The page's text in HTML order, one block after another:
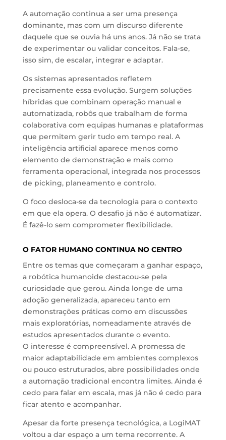
A automação continua a ser uma presença
dominante, mas com um discurso diferente
daquele que se ouvia há uns anos. Já não se trata
de experimentar ou validar conceitos. Fala-se,
isso sim, de escalar, integrar e adaptar.
Os sistemas apresentados refletem
precisamente essa evolução. Surgem soluções
híbridas que combinam operação manual e
automatizada, robôs que trabalham de forma
colaborativa com equipas humanas e plataformas
que permitem gerir tudo em tempo real. A
inteligência artificial aparece menos como
elemento de demonstração e mais como
ferramenta operacional, integrada nos processos
de picking, planeamento e controlo.
O foco desloca-se da tecnologia para o contexto
em que ela opera. O desafio já não é automatizar.
É fazê-lo sem comprometer flexibilidade.
O FATOR HUMANO CONTINUA NO CENTRO
Entre os temas que começaram a ganhar espaço,
a robótica humanoide destacou-se pela
curiosidade que gerou. Ainda longe de uma
adoção generalizada, apareceu tanto em
demonstrações práticas como em discussões
mais exploratórias, nomeadamente através de
estudos apresentados durante o evento.
O interesse é compreensível. A promessa de
maior adaptabilidade em ambientes complexos
ou pouco estruturados, abre possibilidades onde
a automação tradicional encontra limites. Ainda é
cedo para falar em escala, mas já não é cedo para
ficar atento e acompanhar.
Apesar da forte presença tecnológica, a LogiMAT
voltou a dar espaço a um tema recorrente. A